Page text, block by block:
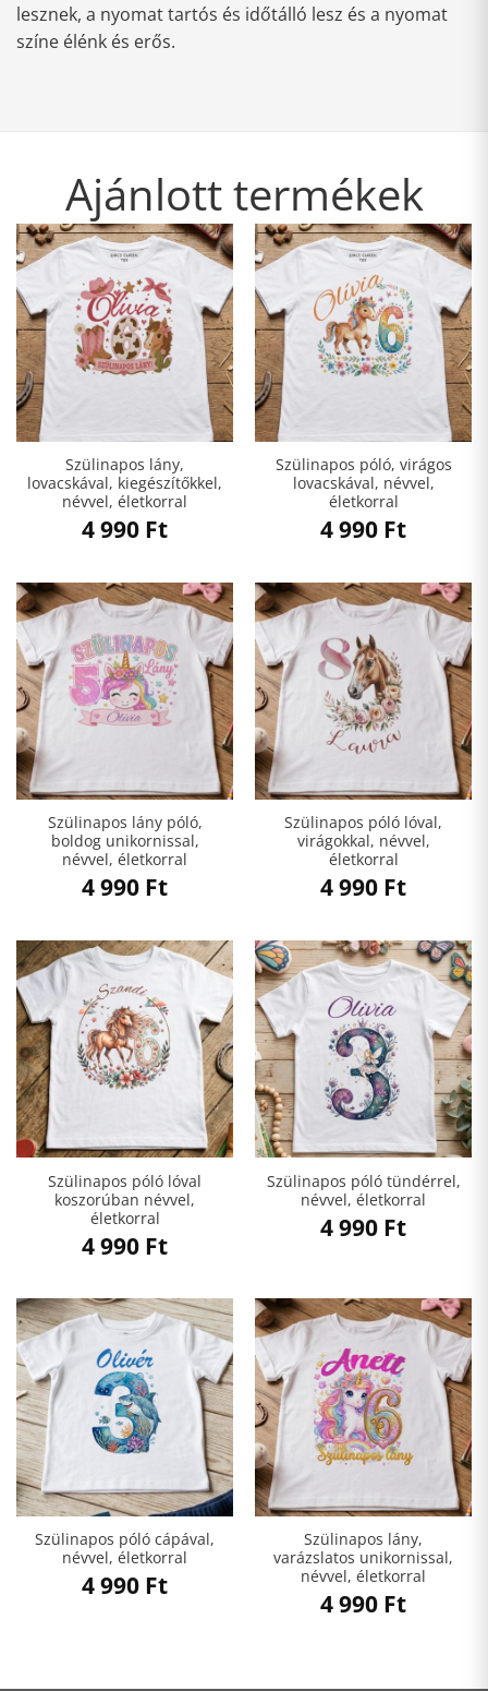
lesznek, a nyomat tartós és időtálló lesz és a nyomat
színe élénk és erős.
Ajánlott termékek
Szülinapos lány,
lovacskával, kiegészítőkkel,
névvel, életkorral
4 990 Ft
Szülinapos póló, virágos
lovacskával, névvel,
életkorral
4 990 Ft
Szülinapos lány póló,
boldog unikornissal,
névvel, életkorral
4 990 Ft
Szülinapos póló lóval,
virágokkal, névvel,
életkorral
4 990 Ft
Szülinapos póló lóval
koszorúban névvel,
életkorral
4 990 Ft
Szülinapos póló tündérrel,
névvel, életkorral
4 990 Ft
Szülinapos póló cápával,
névvel, életkorral
4 990 Ft
Szülinapos lány,
varázslatos unikornissal,
névvel, életkorral
4 990 Ft